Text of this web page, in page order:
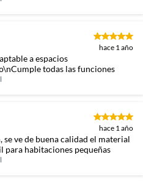
hace 1 año
a espacios
todas las funciones
hace 1 año
para habitaciones pequeñas